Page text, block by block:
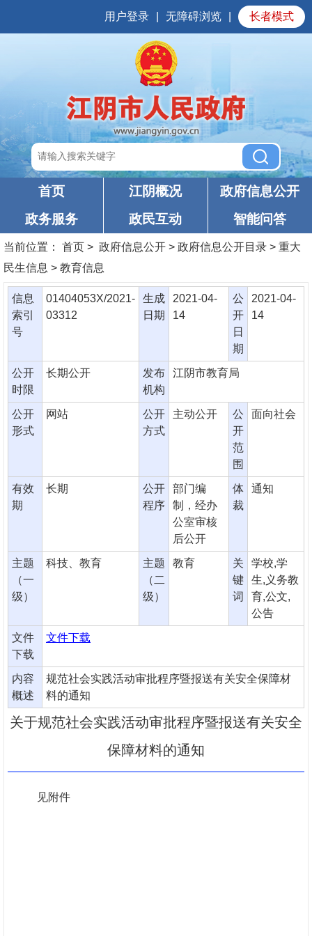
用户登录 无障碍浏览 长者模式
首页 江阴概况
政府信息公开
政务服务
政民互动 智能问答
当前位置： 首页 > 政府信息公开 > 政府信息公开目录 > 重大
民生信息 > 教育信息
信息
索引
号
01404053X/2021-
03312
生成
日期
2021-04-
14
公
开
日
期
2021-04-
14
公开
时限
长期公开
发布
机构
江阴市教育局
公开
形式
网站
公开
方式
主动公开
公
开
范
围
面向社会
有效
期
长期
公开
程序
部门编
制，经办
公室审核
后公开
体
裁
通知
主题
（一
级）
科技、教育
主题
（二
级）
教育
关
键
词
学校,学
生,义务教
育,公文,
公告
文件
下载
文件下载
内容
概述
规范社会实践活动审批程序暨报送有关安全保障材
料的通知
关于规范社会实践活动审批程序暨报送有关安全
保障材料的通知
见附件